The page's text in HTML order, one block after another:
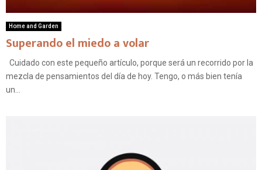
Home and Garden
Superando el miedo a volar
Cuidado con este pequeño artículo, porque será un recorrido por la
mezcla de pensamientos del día de hoy. Tengo, o más bien tenía
un...